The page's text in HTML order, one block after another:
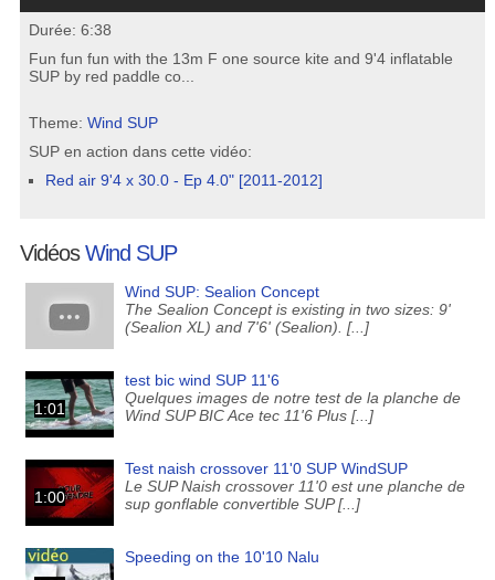
Durée: 6:38
Fun fun fun with the 13m F one source kite and 9'4 inflatable
SUP by red paddle co...
Theme:Wind SUP
SUP en action dans cette vidéo:
Red air 9'4 x 30.0 - Ep 4.0" [2011-2012]
VidéosWind SUP
Wind SUP: Sealion Concept
The Sealion Concept is existing in two sizes: 9'
(Sealion XL) and 7'6' (Sealion). [...]
1:01
test bic wind SUP 11'6
Quelques images de notre test de la planche de
Wind SUP BIC Ace tec 11'6 Plus [...]
1:00
Test naish crossover 11'0 SUP WindSUP
Le SUP Naish crossover 11'0 est une planche de
sup gonflable convertible SUP [...]
Speeding on the 10'10 Nalu